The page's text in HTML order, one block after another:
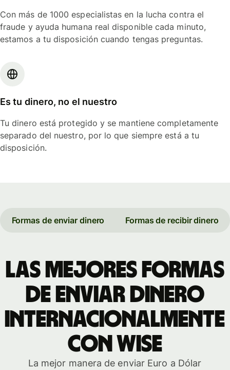
Con más de 1000 especialistas en la lucha contra el
fraude y ayuda humana real disponible cada minuto,
estamos a tu disposición cuando tengas preguntas.
Es tu dinero, no el nuestro
Tu dinero está protegido y se mantiene completamente
separado del nuestro, por lo que siempre está a tu
disposición.
Formas de enviar dinero Formas de recibir dinero
Las mejores formas
de enviar dinero
internacionalmente
con Wise
La mejor manera de enviar Euro a Dólar